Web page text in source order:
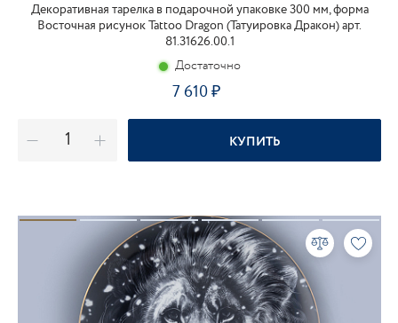
Декоративная тарелка в подарочной упаковке 300 мм, форма
Восточная рисунок Tattoo Dragon (Татуировка Дракон) арт.
81.31626.00.1
Достаточно
7 610
КУПИТЬ